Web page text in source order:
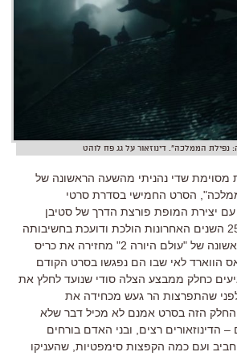
נפילת הממלכה". דינוזאור על גג פח לוהט
מסוימת שדי נהניתי מהשעה הראשונה של
הסרט החמישי בסדרת סרטי
עם יצירת המופת פורצת הדרך של סטיבן
ספילברג ב-1993 ושב-25 השנים האחרונות הולכת ודועכת בחשיבותה
מפרק לפרק. השעה הראשונה של "עולם היורה 2" מחזירה את כריס
הווארד לאי שבו הם נפגשו בסרט הקודם
מגיעים כחלק ממבצע הצלה סודי שנועד לחלץ את
לפני שהתפרצות הר געש מכחידה את
הזה בסרט אמנם לא מכיל דבר שלא
הדינוזאורים רצים, ובני האדם בורחים
ועם כמה הקפצות סימפטיות, שהעניקו